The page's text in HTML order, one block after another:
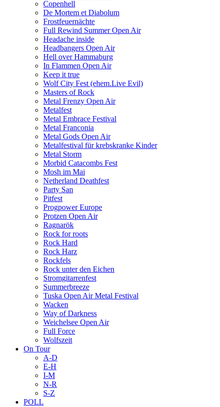
Copenhell
De Mortem et Diabolum
Frostfeuernächte
Full Rewind Summer Open Air
Headache inside
Headbangers Open Air
Hell over Hammaburg
In Flammen Open Air
Keep it true
Wolf City Fest (ehem.Live Evil)
Masters of Rock
Metal Frenzy Open Air
Metalfest
Metal Embrace Festival
Metal Franconia
Metal Gods Open Air
Metalfestival für krebskranke Kinder
Metal Storm
Morbid Catacombs Fest
Mosh im Mai
Netherland Deathfest
Party San
Pitfest
Progpower Europe
Protzen Open Air
Ragnarök
Rock for roots
Rock Hard
Rock Harz
Rockfels
Rock unter den Eichen
Stromgitarrenfest
Summerbreeze
Tuska Open Air Metal Festival
Wacken
Way of Darkness
Weichelsee Open Air
Full Force
Wolfszeit
On Tour
A-D
E-H
I-M
N-R
S-Z
POLL